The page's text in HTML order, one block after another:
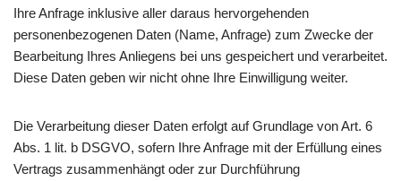
Ihre Anfrage inklusive aller daraus hervorgehenden
personenbezogenen Daten (Name, Anfrage) zum Zwecke der
Bearbeitung Ihres Anliegens bei uns gespeichert und verarbeitet.
Diese Daten geben wir nicht ohne Ihre Einwilligung weiter.
Die Verarbeitung dieser Daten erfolgt auf Grundlage von Art. 6
Abs. 1 lit. b DSGVO, sofern Ihre Anfrage mit der Erfüllung eines
Vertrags zusammenhängt oder zur Durchführung